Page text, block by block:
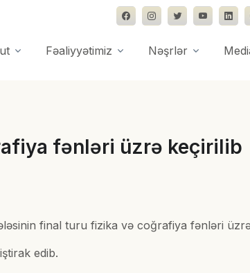
Fəaliyyətimiz Nəşrlər
fənləri üzrə keçirilib
final turu fizika və coğrafiya fənləri
edib.